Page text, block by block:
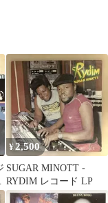
¥2,500
SUGAR MINOTT -
RYDIM レコード LP